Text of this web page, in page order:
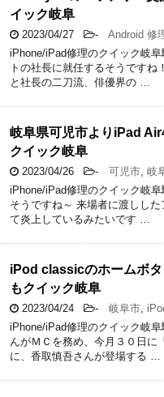
イック岐阜
2023/04/27 - Android 修
iPhone/iPad修理のクイック岐
トの社長に就任するそうです
と社長の二刀流、俳優界の …
岐阜県可児市よりiPad
クイック岐阜
2023/04/26 - 可児市, 岐
iPhone/iPad修理のクイック岐
そうですね～ 来場者に渡しし
て炎上しているみたいです …
iPod classicのホームボ
もクイック岐阜
2023/04/24 - 岐阜市,
iPhone/iPad修理のクイック岐
んがＭＣを務め、今月３０日に
に、香取慎吾さんが登場する …